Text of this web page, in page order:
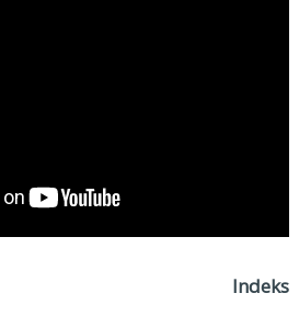
Indeks